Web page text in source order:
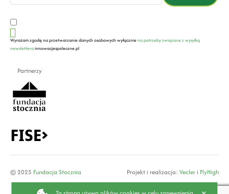
Wyrażam zgodę na przetwarzanie danych osobowych wyłączniena potrzeby związane z wysyłką
newsletterainnowacjespoleczne.pl
Partnerzy
© 2025 Fundacja Stocznia Projekt i realizacja: Vecler i FlyHigh